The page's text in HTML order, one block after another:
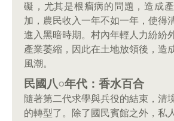
礙，尤其是根瘤病的問題，造成
加，農民收入一年不如一年，使得
進入黑暗時期。村內年輕人力紛紛
產業萎縮，因此在土地放領後，造
風潮。
民國八○年代：香水百合
隨著第二代求學與兵役的結束，清
的轉型了。除了國民賓館之外，私